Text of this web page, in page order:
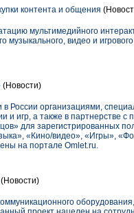
контента и общения
мультимедийного
видео и
(Новости)
России организациями,
и игр, а также в
для зарегистрированных
«Кино/видео», «Игры»,
на портале Omlet.ru.
(Новости)